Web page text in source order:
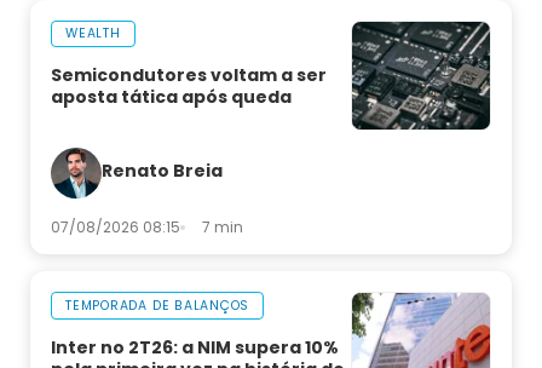
WEALTH
Semicondutores voltam a ser
aposta tática após queda
Renato Breia
07/08/2026 08:15 7 min
TEMPORADA DE BALANÇOS
Inter no 2T26: a NIM supera 10%